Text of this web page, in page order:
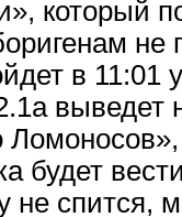
который
в 11:01
выведет
будет
не спится,